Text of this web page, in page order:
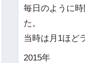
毎日のように
た。
当時は月1ほど
2015年